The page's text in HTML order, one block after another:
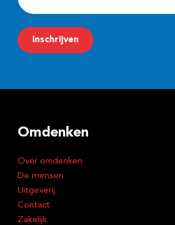
-
m
a
r
s
Inschrijven
Omdenken
Over omdenken
De mensen
Uitgeverij
Contact
Zakelijk